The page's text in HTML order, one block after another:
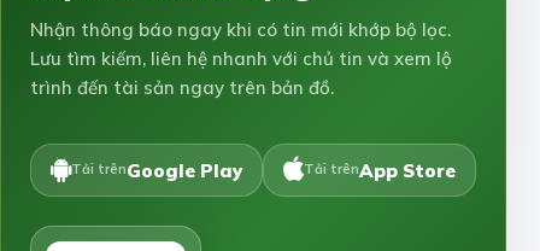
Nhận thông báo ngay khi có tin mới khớp bộ lọc.
Lưu tìm kiếm, liên hệ nhanh với chủ tin và xem lộ
trình đến tài sản ngay trên bản đồ.
Tải trênGoogle Play Tải trênApp Store